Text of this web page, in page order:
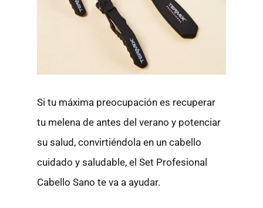
Si tu máxima preocupación es recuperar
tu melena de antes del verano y potenciar
su salud, convirtiéndola en un cabello
cuidado y saludable, el Set Profesional
Cabello Sano te va a ayudar.